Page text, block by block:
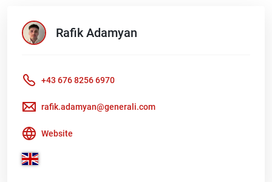
Rafik Adamyan
+43 676 8256 6970
rafik.adamyan@generali.com
Website